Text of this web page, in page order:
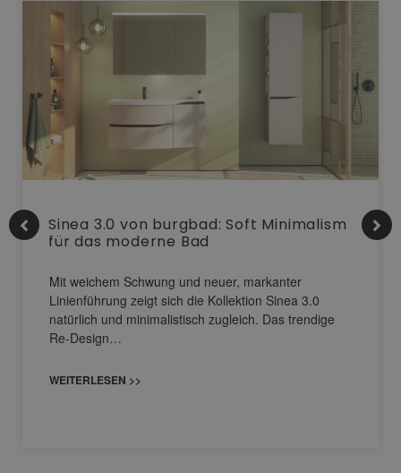
Sinea 3.0 von burgbad: Soft Minimalism
für das moderne Bad
Mit weichem Schwung und neuer, markanter
Linienführung zeigt sich die Kollektion Sinea 3.0
natürlich und minimalistisch zugleich. Das trendige
Re-Design…
WEITERLESEN >>